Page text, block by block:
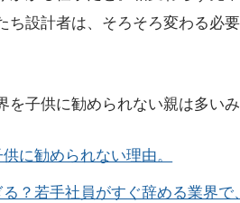
設計者は、そろそろ変わる必要
子供に勧められない親は多いみ
に勧められない理由。
？若手社員がすぐ辞める業界